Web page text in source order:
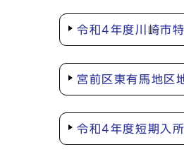
令和4年度川崎市
宮前区東有馬地区
令和4年度短期入